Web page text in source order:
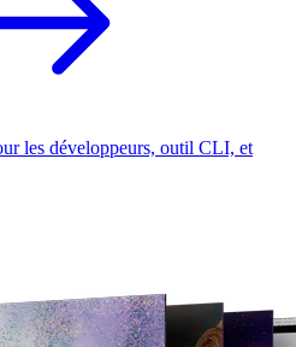
les développeurs, outil CLI, et